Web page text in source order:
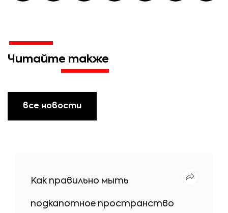
Читайте также
все новости
Как правильно мыть
подкапотное пространство